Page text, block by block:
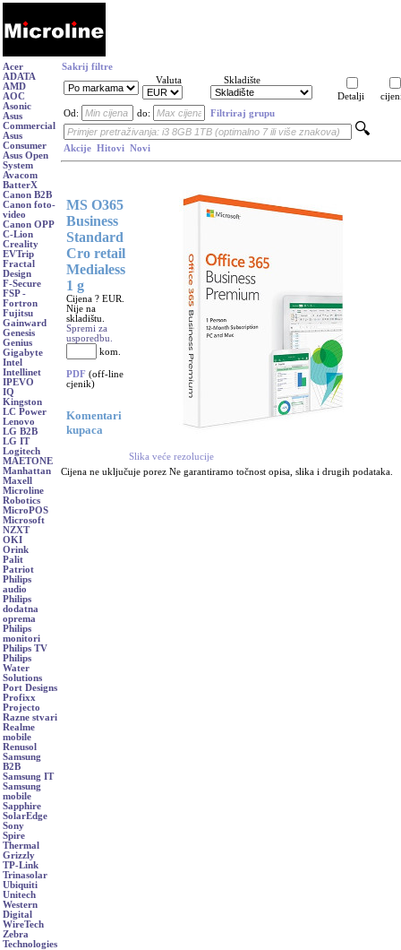
Acer
ADATA
AMD
AOC
Asonic
Asus
Commercial
Asus
Consumer
Asus Open
System
Avacom
BatterX
Canon B2B
Canon foto-
video
Canon OPP
C-Lion
Creality
EVTrip
Fractal
Design
F-Secure
FSP -
Fortron
Fujitsu
Gainward
Genesis
Genius
Gigabyte
Intel
Intellinet
IPEVO
IQ
Kingston
LC Power
Lenovo
LG B2B
LG IT
Logitech
MAETONE
Manhattan
Maxell
Microline
Robotics
MicroPOS
Microsoft
NZXT
OKI
Orink
Palit
Patriot
Philips
audio
Philips
dodatna
oprema
Philips
monitori
Philips TV
Philips
Water
Solutions
Port Designs
Profixx
Projecto
Razne stvari
Realme
mobile
Renusol
Samsung
B2B
Samsung IT
Samsung
mobile
Sapphire
SolarEdge
Sony
Spire
Thermal
Grizzly
TP-Link
Trinasolar
Ubiquiti
Unitech
Western
Digital
WireTech
Zebra
Technologies
Sakrij filtre
Valuta
Skladište
Detalji
Od:
do: Filtriraj grupu
Akcije Hitovi Novi
MS O365
Business
Standard
Cro retail
Medialess
1 g
Cijena ? EUR.
Nije na
skladištu.
Spremi za
usporedbu.
kom.
PDF (off-line
cjenik)
Komentari
kupaca
Slika veće rezolucije
Cijena ne uključuje porez Ne garantiramo točnost opisa, slika i drugih podataka.